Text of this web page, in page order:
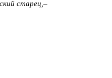
старец,–